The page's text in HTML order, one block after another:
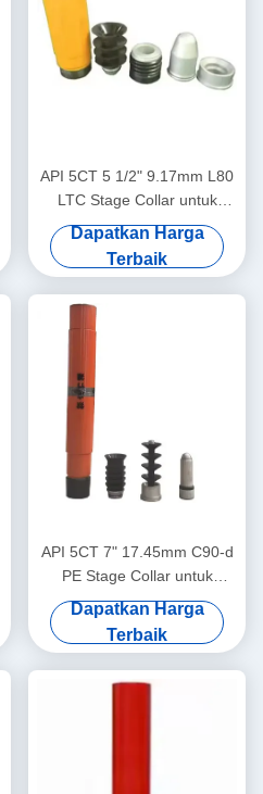
API 5CT 5 1/2" 9.17mm L80
LTC Stage Collar untuk
Semen Sumur Minyak
Dapatkan Harga
Terbaik
API 5CT 7" 17.45mm C90-d
PE Stage Collar untuk
Semen Sumur Minyak
Dapatkan Harga
Terbaik